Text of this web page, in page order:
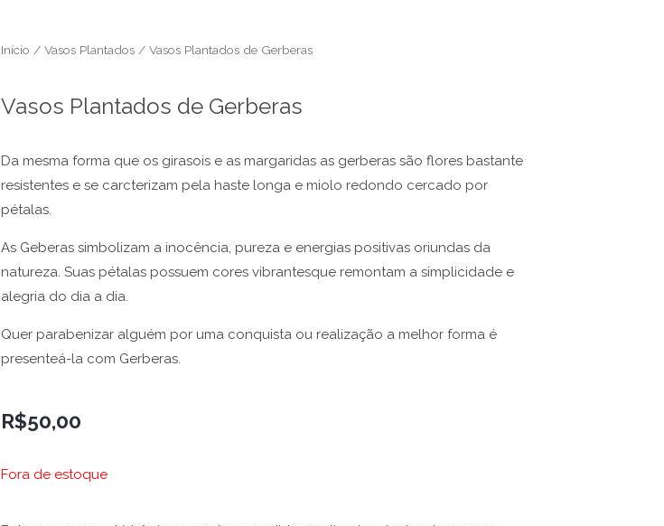
Início / Vasos Plantados / Vasos Plantados de Gerberas
Vasos Plantados de Gerberas
Da mesma forma que os girasois e as margaridas as gerberas são flores bastante
resistentes e se carcterizam pela haste longa e miolo redondo cercado por
pétalas.
As Geberas simbolizam a inocência, pureza e energias positivas oriundas da
natureza. Suas pétalas possuem cores vibrantesque remontam a simplicidade e
alegria do dia a dia.
Quer parabenizar alguém por uma conquista ou realização a melhor forma é
presenteá-la com Gerberas.
R$50,00
Fora de estoque